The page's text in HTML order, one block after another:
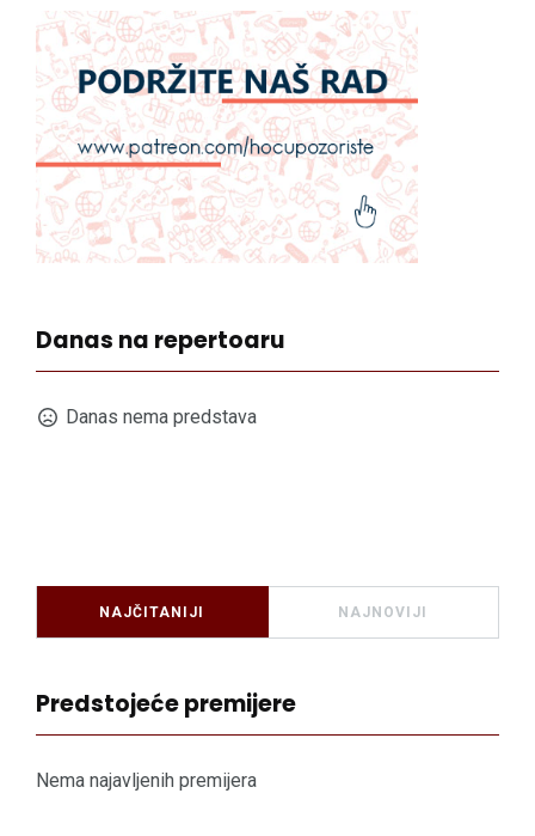
Danas na repertoaru
Danas nema predstava
NAJČITANIJI NAJNOVIJI
Predstojeće premijere
Nema najavljenih premijera